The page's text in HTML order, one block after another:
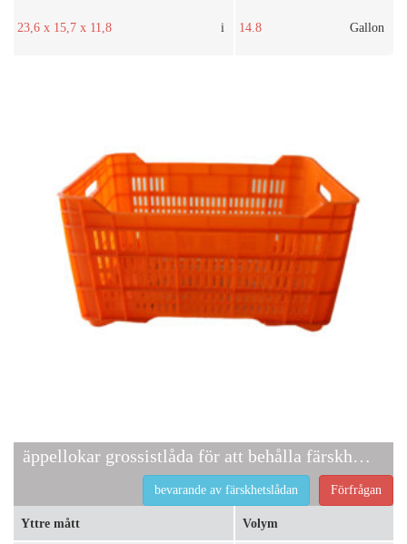
23,6 x 15,7 x 11,8 i 14.8 Gallon
äppellokar grossistlåda för att behålla färskheten
Förfrågan
bevarande av färskhetslådan
Yttre mått Volym